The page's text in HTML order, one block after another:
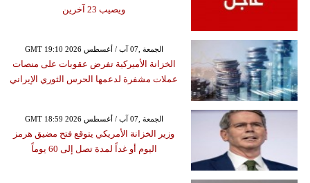
ويصيب 23 آخرين
GMT 19:10 2026 الجمعة ,07 آب / أغسطس
الخزانة الأميركية تفرض عقوبات على منصات
عملات مشفرة لدعمها الحرس الثوري الإيراني
GMT 18:59 2026 الجمعة ,07 آب / أغسطس
وزير الخزانة الأمريكي يتوقع فتح مضيق هرمز
اليوم أو غداً لمدة تصل إلى 60 يوماً